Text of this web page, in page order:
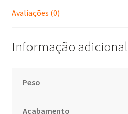
Avaliações (0)
Informação adicional
Peso
Acabamento